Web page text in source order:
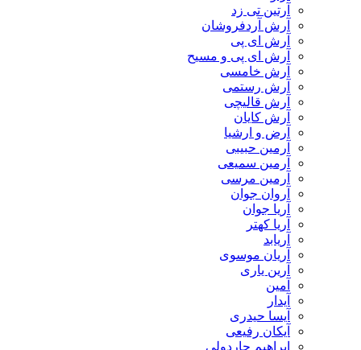
آرتین تی زد
آرش آردفروشان
آرش ای پی
آرش ای پی و مسیح
آرش خامسی
آرش رستمی
آرش قالیچی
آرش کایان
​آرض و ارشیا
آرمین حبیبی
آرمین سمیعی
آرمین مرسی
آروان جوان
آریا جوان
آریا کهتر
آریابد
آریان موسوی
آرین یاری
آمین
آیدار
آیسا حیدری
آیکان رفیعی
ابراهیم چاردولی